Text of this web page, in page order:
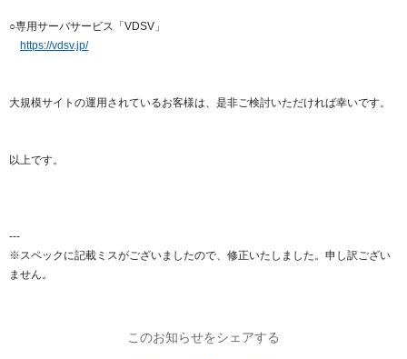
○専用サーバサービス「VDSV」
https://vdsv.jp/
大規模サイトの運用されているお客様は、是非ご検討いただければ幸いです。
以上です。
---
※スペックに記載ミスがございましたので、修正いたしました。申し訳ござい
ません。
このお知らせをシェアする